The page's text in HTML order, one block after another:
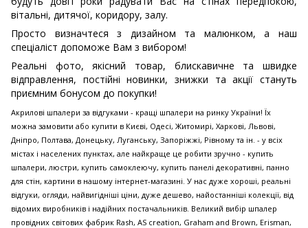
вітальні, дитячої, коридору, залу.
Просто визначтеся з дизайном та малюнком, а наш
спеціаліст допоможе Вам з вибором!
Реальні фото, якісний товар, блискавичне та швидке
відправлення, постійні новинки, знижки та акції стануть
приємним бонусом до покупки!
Акрилові шпалери за відгуками - кращі шпалери на ринку України! Їх
можна замовити або купити в Києві, Одесі, Житомирі, Харкові, Львові,
Дніпро, Полтава, Донецьку, Луганську, Запоріжжі, Рівному та ін. - у всіх
містах і населених пунктах, але найкраще це робити зручно - купить
шпалери, люстри, купить самоклеючу, купить панелі декоративні, панно
для стін, картини в нашому інтернет-магазині. У нас дуже хороші, реальні
відгуки, огляди, найвигідніші ціни, дуже дешево, найостанніші колекції, від
відомих виробників і надійних постачальників. Великий вибір шпалер
провідних світових фабрик Rash, AS creation, Graham and Brown, Erisman,